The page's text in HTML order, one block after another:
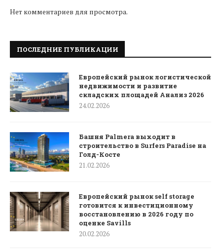
Нет комментариев для просмотра.
ПОСЛЕДНИЕ ПУБЛИКАЦИИ
Европейский рынок логистической
недвижимости и развитие
складских площадей Анализ 2026
24.02.2026
Башня Palmera выходит в
строительство в Surfers Paradise на
Голд-Косте
21.02.2026
Европейский рынок self storage
готовится к инвестиционному
восстановлению в 2026 году по
оценке Savills
20.02.2026